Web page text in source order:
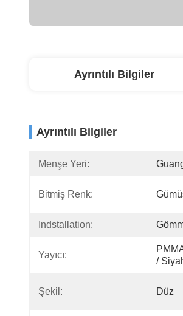
Ayrıntılı Bilgiler
Ayrıntılı Bilgiler
Menşe Yeri:
Bitmiş Renk:
Indstallation:
Yayıcı:
/
Şekil: Düz